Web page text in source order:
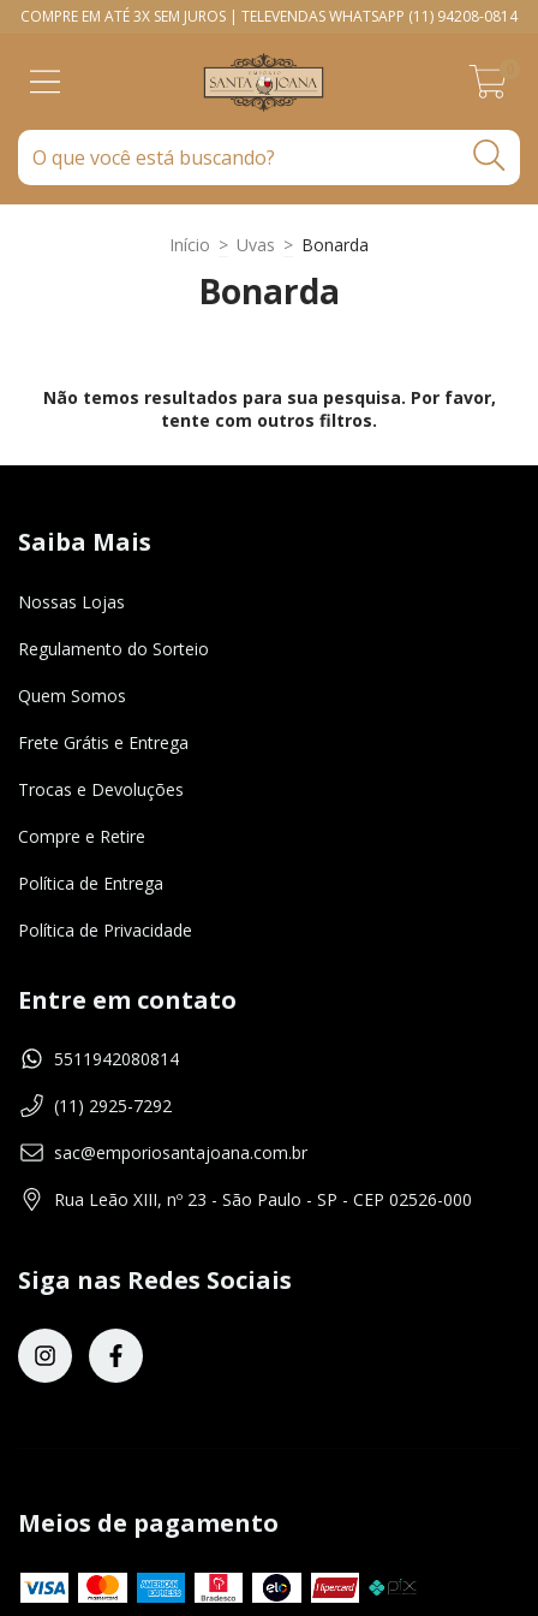
COMPRE EM ATÉ 3X SEM JUROS | TELEVENDAS WHATSAPP (11) 94208-0814
Início > Uvas > Bonarda
Bonarda
Não temos resultados para sua pesquisa. Por favor,
tente com outros filtros.
Saiba Mais
Nossas Lojas
Regulamento do Sorteio
Quem Somos
Frete Grátis e Entrega
Trocas e Devoluções
Compre e Retire
Política de Entrega
Política de Privacidade
Entre em contato
5511942080814
(11) 2925-7292
sac@emporiosantajoana.com.br
Rua Leão XIII, nº 23 - São Paulo - SP - CEP 02526-000
Siga nas Redes Sociais
Meios de pagamento